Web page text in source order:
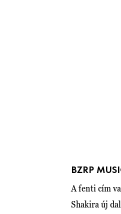
BZRP
A fenti cím
Shakira új